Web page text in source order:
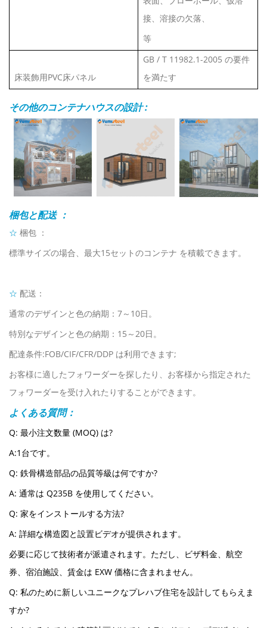
接、溶接の欠落、
等
床装飾用PVC床パネル
GB / T 11982.1-2005 の要件
を満たす
その他のコンテナハウスの設計 :
梱包と配送 ：
☆ 梱包 ：
標準サイズの場合、最大15セットのコンテナ を積載できます。
☆ 配送：
通常のデザインと色の納期：7～10日。
特別なデザインと色の納期：15～20日。
配達条件:FOB/CIF/CFR/DDP は利用できます;
お客様に適したフォワーダーを探したり、お客様から指定された
フォワーダーを受け入れたりすることができます。
よくある質問：
Q: 最小注文数量 (MOQ) は?
A:1台です。
Q: 鉄骨構造部品の品質等級は何ですか?
A: 通常は Q235B を使用してください。
Q: 家をインストールする方法?
A: 詳細な構造図と設置ビデオが提供されます。
必要に応じて技術者が派遣されます。ただし、ビザ料金、航空
券、宿泊施設、賃金は EXW 価格に含まれません。
Q: 私のために新しいユニークなプレハブ住宅を設計してもらえま
すか?